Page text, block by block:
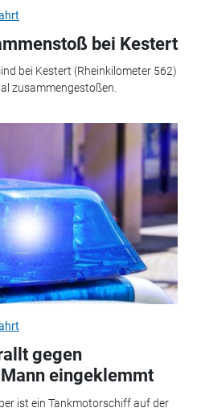
bei Kestert
bei Kestert (Rheinkilometer 562)
zusammengestoßen.
gegen
eingeklemmt
ist ein Tankmotorschiff auf der